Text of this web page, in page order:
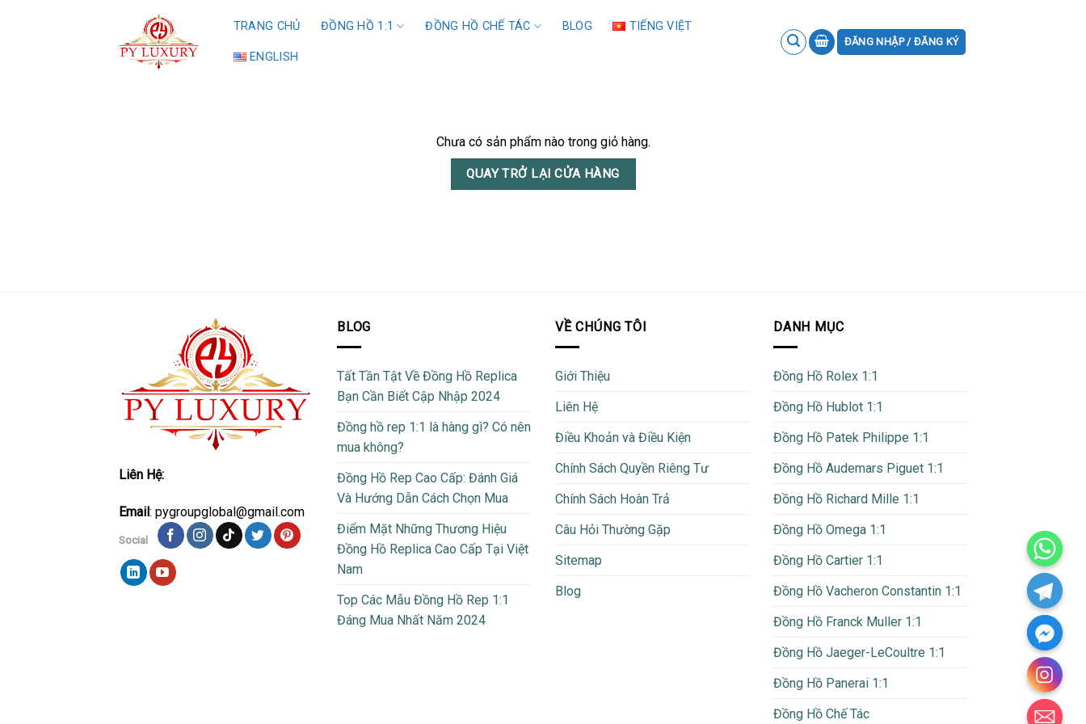
TRANG CHỦ ĐỒNG HỒ 1:1 ĐỒNG HỒ CHẾ TÁC BLOG TIẾNG VIỆT
ENGLISH
ĐĂNG NHẬP / ĐĂNG KÝ
Chưa có sản phẩm nào trong giỏ hàng.
QUAY TRỞ LẠI CỬA HÀNG
Liên Hệ:
Email: pygroupglobal@gmail.com
Social
BLOG
Tất Tần Tật Về Đồng Hồ Replica
Bạn Cần Biết Cập Nhập 2024
Đồng hồ rep 1:1 là hàng gì? Có nên
mua không?
Đồng Hồ Rep Cao Cấp: Đánh Giá
Và Hướng Dẫn Cách Chọn Mua
Điểm Mặt Những Thương Hiệu
Đồng Hồ Replica Cao Cấp Tại Việt
Nam
Top Các Mẫu Đồng Hồ Rep 1:1
Đáng Mua Nhất Năm 2024
VỀ CHÚNG TÔI
Giới Thiệu
Liên Hệ
Điều Khoản và Điều Kiện
Chính Sách Quyền Riêng Tư
Chính Sách Hoàn Trả
Câu Hỏi Thường Gặp
Sitemap
Blog
DANH MỤC
Đồng Hồ Rolex 1:1
Đồng Hồ Hublot 1:1
Đồng Hồ Patek Philippe 1:1
Đồng Hồ Audemars Piguet 1:1
Đồng Hồ Richard Mille 1:1
Đồng Hồ Omega 1:1
Đồng Hồ Cartier 1:1
Đồng Hồ Vacheron Constantin 1:1
Đồng Hồ Franck Muller 1:1
Đồng Hồ Jaeger-LeCoultre 1:1
Đồng Hồ Panerai 1:1
Đồng Hồ Chế Tác
CHATY